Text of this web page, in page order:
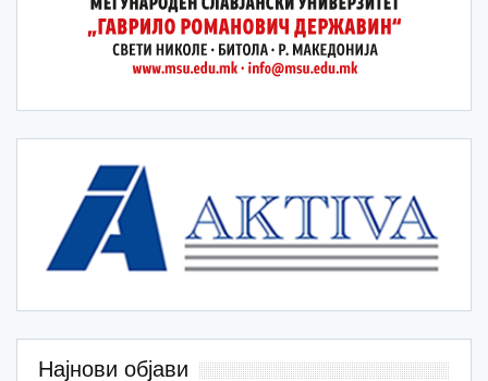
Најнови објави